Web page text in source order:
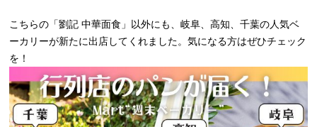
こちらの「劉記 中華面食」以外にも、岐阜、高知、千葉の人気ベ
ーカリーが新たに出店してくれました。気になる方はぜひチェック
を！